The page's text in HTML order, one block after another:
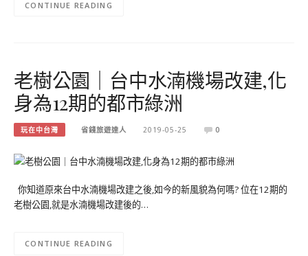
CONTINUE READING
老樹公園｜台中水湳機場改建,化
身為12期的都市綠洲
玩在中台灣 省錢旅遊達人 2019-05-25 0
你知道原來台中水湳機場改建之後,如今的新風貌為何嗎? 位在12期的
老樹公園,就是水湳機場改建後的…
CONTINUE READING